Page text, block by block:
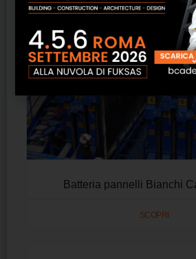
Batteria pannelli Bianchi
SCOPRI